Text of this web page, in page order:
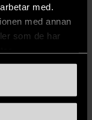
med.
med annan
som de har